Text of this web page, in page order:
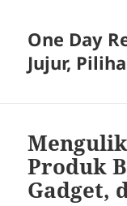
One Day
Jujur,
Produk
Gadget,